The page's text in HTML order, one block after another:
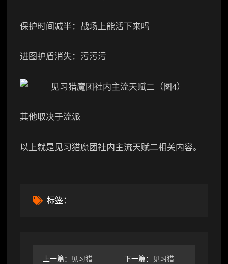
保护时间减半：战场上能活下来吗
进图护盾消失：污污污
其他取决于流派
以上就是见习猎魔团社内主流天赋二相关内容。
标签：
上一篇： 见习猎魔团二周年单人魅影攻略（纯文字向） 下一篇： 见习猎魔团萌新宝宝看过来